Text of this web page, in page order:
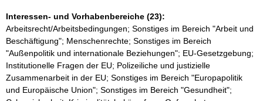
Interessen- und Vorhabenbereiche (23):
Arbeitsrecht/Arbeitsbedingungen; Sonstiges im Bereich "Arbeit und
Beschäftigung"; Menschenrechte; Sonstiges im Bereich
"Außenpolitik und internationale Beziehungen"; EU-Gesetzgebung;
Institutionelle Fragen der EU; Polizeiliche und justizielle
Zusammenarbeit in der EU; Sonstiges im Bereich "Europapolitik
und Europäische Union"; Sonstiges im Bereich "Gesundheit";